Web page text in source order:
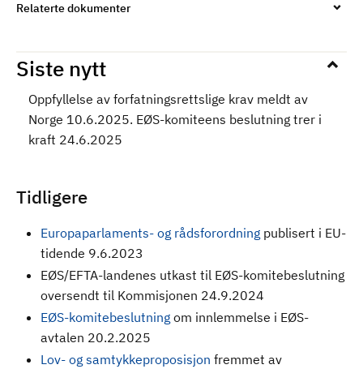
Relaterte dokumenter
Siste nytt
Oppfyllelse av forfatningsrettslige krav meldt av
Norge 10.6.2025. EØS-komiteens beslutning trer i
kraft 24.6.2025
Tidligere
Europaparlaments- og rådsforordning publisert i EU-
tidende 9.6.2023
EØS/EFTA-landenes utkast til EØS-komitebeslutning
oversendt til Kommisjonen 24.9.2024
EØS-komitebeslutning om innlemmelse i EØS-
avtalen 20.2.2025
Lov- og samtykkeproposisjon fremmet av